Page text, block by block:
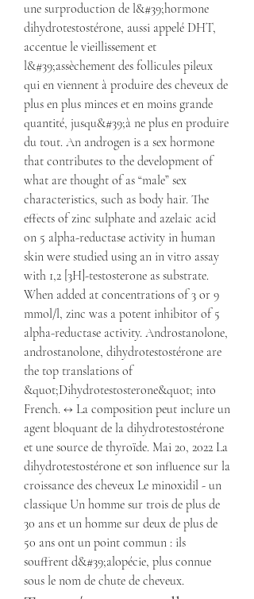
une surproduction de l&#39;hormone
dihydrotestostérone, aussi appelé DHT,
accentue le vieillissement et
l&#39;assèchement des follicules pileux
qui en viennent à produire des cheveux de
plus en plus minces et en moins grande
quantité, jusqu&#39;à ne plus en produire
du tout. An androgen is a sex hormone
that contributes to the development of
what are thought of as “male” sex
characteristics, such as body hair. The
effects of zinc sulphate and azelaic acid
on 5 alpha-reductase activity in human
skin were studied using an in vitro assay
with 1,2 [3H]-testosterone as substrate.
When added at concentrations of 3 or 9
mmol/l, zinc was a potent inhibitor of 5
alpha-reductase activity. Androstanolone,
androstanolone, dihydrotestostérone are
the top translations of
&quot;Dihydrotestosterone&quot; into
French. ↔ La composition peut inclure un
agent bloquant de la dihydrotestostérone
et une source de thyroïde. Mai 20, 2022 La
dihydrotestostérone et son influence sur la
croissance des cheveux Le minoxidil - un
classique Un homme sur trois de plus de
30 ans et un homme sur deux de plus de
50 ans ont un point commun : ils
souffrent d&#39;alopécie, plus connue
sous le nom de chute de cheveux.